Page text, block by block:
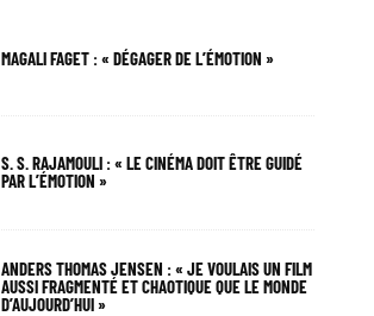
MAGALI FAGET : « DÉGAGER DE L’ÉMOTION »
S. S. RAJAMOULI : « LE CINÉMA DOIT ÊTRE GUIDÉ
PAR L’ÉMOTION »
ANDERS THOMAS JENSEN : « JE VOULAIS UN FILM
AUSSI FRAGMENTÉ ET CHAOTIQUE QUE LE MONDE
D’AUJOURD’HUI »